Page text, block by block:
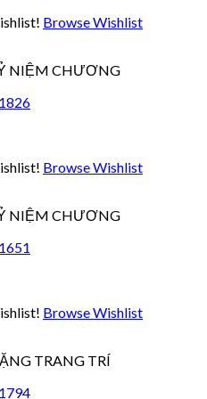
Browse Wishlist
NIỆM CHƯƠNG
Browse Wishlist
NIỆM CHƯƠNG
Browse Wishlist
TRANG TRÍ